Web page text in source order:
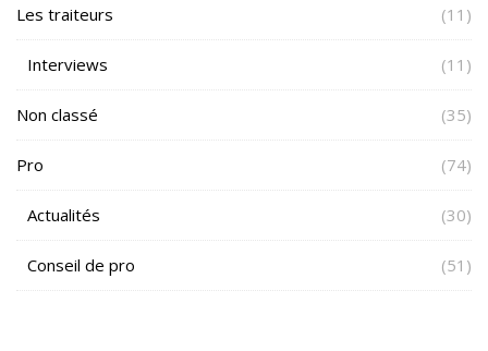
Les traiteurs (11)
Interviews (11)
Non classé (35)
Pro (74)
Actualités (30)
Conseil de pro (51)